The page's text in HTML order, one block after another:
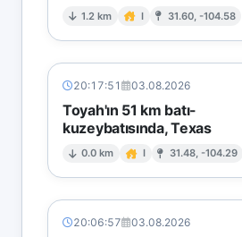
1.2 km I 31.60, -104.58
20:17:51 03.08.2026
Toyah'ın 51 km batı-
kuzeybatısında, Texas
0.0 km I 31.48, -104.29
20:06:57 03.08.2026